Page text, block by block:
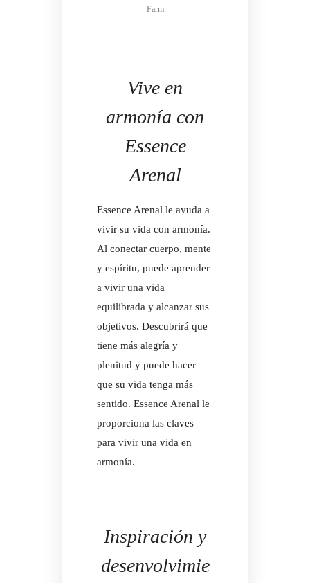
Farm
Vive en
armonía con
Essence
Arenal
Essence Arenal le ayuda a
vivir su vida con armonía.
Al conectar cuerpo, mente
y espíritu, puede aprender
a vivir una vida
equilibrada y alcanzar sus
objetivos. Descubrirá que
tiene más alegría y
plenitud y puede hacer
que su vida tenga más
sentido. Essence Arenal le
proporciona las claves
para vivir una vida en
armonía.
Inspiración y
desenvolvimie